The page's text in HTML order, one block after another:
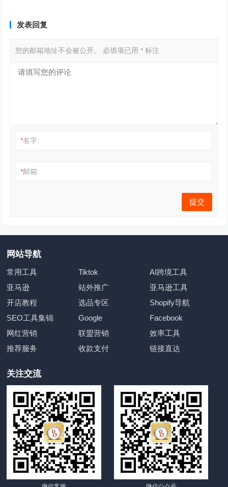
发表回复
您的邮箱地址不会被公开。 必填项已用* 标注
*名字:
*邮箱:
网站导航
常用工具 Tiktok
AI跨境工具
亚马逊
站外推广
亚马逊工具
开店教程
选品专区
Shopify导航
SEO工具集锦
Google
Facebook
网红营销
联盟营销
效率工具
推荐服务
收款支付 链接直达
关注交流